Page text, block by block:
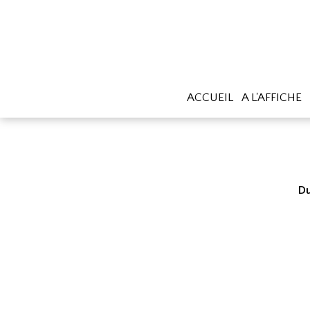
ACCUEIL A L'AFFICHE